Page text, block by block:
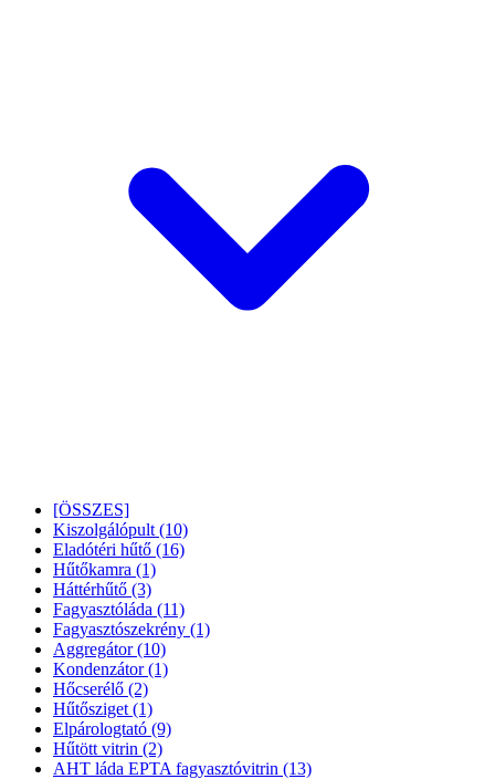
[ÖSSZES]
Kiszolgálópult (10)
Eladótéri hűtő (16)
Hűtőkamra (1)
Háttérhűtő (3)
Fagyasztóláda (11)
Fagyasztószekrény (1)
Aggregátor (10)
Kondenzátor (1)
Hőcserélő (2)
Hűtősziget (1)
Elpárologtató (9)
Hűtött vitrin (2)
AHT láda EPTA fagyasztóvitrin (13)